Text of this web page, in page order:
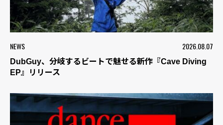
NEWS 2026.08.07
DubGuy、分岐するビートで魅せる新作『Cave Diving
EP』リリース